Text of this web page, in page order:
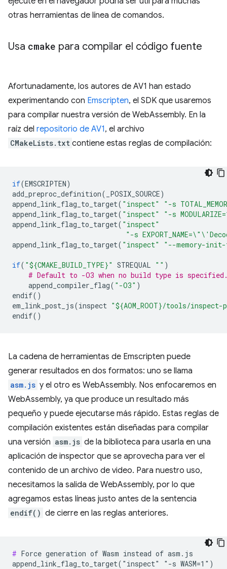
otras herramientas de línea de comandos.
Usa cmake para compilar el código fuente
Afortunadamente, los autores de AV1 han estado
experimentando con Emscripten, el SDK que usaremos
para compilar nuestra versión de WebAssembly. En la
raíz del repositorio de AV1, el archivo
CMakeLists.txt contiene estas reglas de compilación:
if(EMSCRIPTEN)
add_preproc_definition( _POSIX_SOURCE)
append_link_flag_to_target( "inspect"
"-s
append_link_flag_to_target( "inspect"
"-s
append_link_flag_to_target( "inspect"
"-s EXPORT_NAME=\"\'
append_link_flag_to_target( "inspect" "--memory-
if( "${CMAKE_BUILD_TYPE}" STREQUAL "" )
# Default to -O3 when no build type is
append_compiler_flag( "-O3" )
endif()
em_link_post_js(inspect "${AOM_ROOT}/tools/
endif()
La cadena de herramientas de Emscripten puede
generar resultados en dos formatos: uno se llama
asm.js y el otro es WebAssembly. Nos enfocaremos en
WebAssembly, ya que produce un resultado más
pequeño y puede ejecutarse más rápido. Estas reglas de
compilación existentes están diseñadas para compilar
una versión asm.js de la biblioteca para usarla en una
aplicación de inspector que se aprovecha para ver el
contenido de un archivo de video. Para nuestro uso,
necesitamos la salida de WebAssembly, por lo que
agregamos estas líneas justo antes de la sentencia
endif() de cierre en las reglas anteriores.
# Force generation of Wasm instead of asm.js
append_link_flag_to_target("inspect" "-s WASM=1")